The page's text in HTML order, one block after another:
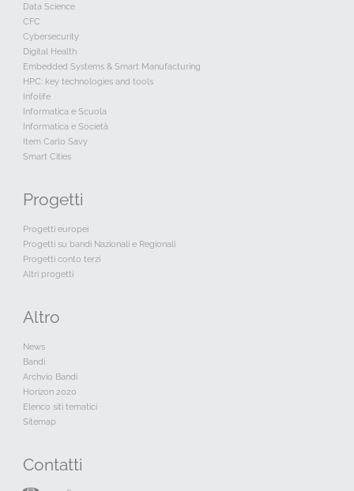
Data Science
CFC
Cybersecurity
Digital Health
Embedded Systems & Smart Manufacturing
HPC: key technologies and tools
Infolife
Informatica e Scuola
Informatica e Società
Item Carlo Savy
Smart Cities
Progetti
Progetti europei
Progetti su bandi Nazionali e Regionali
Progetti conto terzi
Altri progetti
Altro
News
Bandi
Archvio Bandi
Horizon 2020
Elenco siti tematici
Sitemap
Contatti